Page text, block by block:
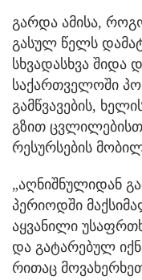
გარდა ამისა,
გასულ წელს
სხვადასხვა შიდა
საქართველოში
გამწვავების,
გზით
რესურსების
„აღნიშნულიდან
პერიოდში
აყვანილი
და გატარებულ
რითაც